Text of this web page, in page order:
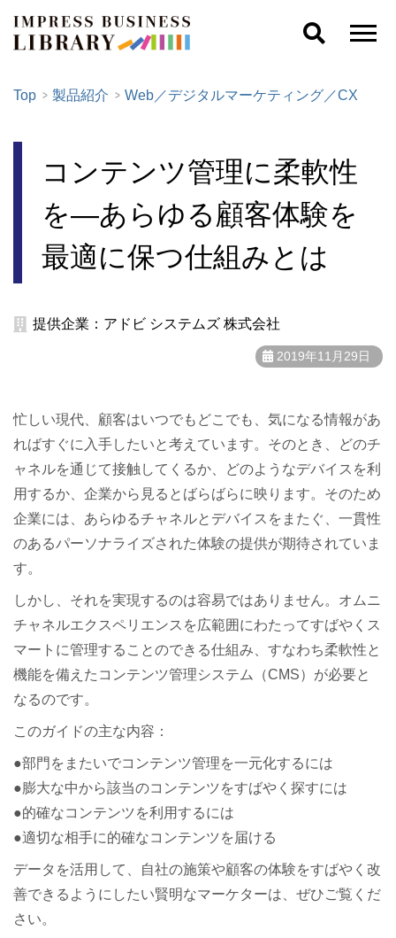
Top 製品紹介 Web／デジタルマーケティング／CX
コンテンツ管理に柔軟性
を―あらゆる顧客体験を
最適に保つ仕組みとは
提供企業：アドビ システムズ 株式会社
2019年11月29日
忙しい現代、顧客はいつでもどこでも、気になる情報があ
ればすぐに入手したいと考えています。そのとき、どのチ
ャネルを通じて接触してくるか、どのようなデバイスを利
用するか、企業から見るとばらばらに映ります。そのため
企業には、あらゆるチャネルとデバイスをまたぐ、一貫性
のあるパーソナライズされた体験の提供が期待されていま
す。
しかし、それを実現するのは容易ではありません。オムニ
チャネルエクスペリエンスを広範囲にわたってすばやくス
マートに管理することのできる仕組み、すなわち柔軟性と
機能を備えたコンテンツ管理システム（CMS）が必要と
なるのです。
このガイドの主な内容：
●部門をまたいでコンテンツ管理を一元化するには
●膨大な中から該当のコンテンツをすばやく探すには
●的確なコンテンツを利用するには
●適切な相手に的確なコンテンツを届ける
データを活用して、自社の施策や顧客の体験をすばやく改
善できるようにしたい賢明なマーケターは、ぜひご覧くだ
さい。